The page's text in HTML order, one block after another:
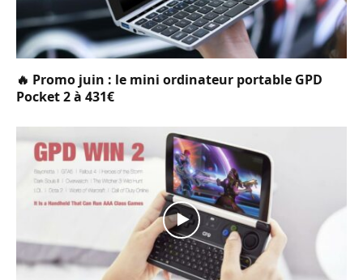
🔥 Promo juin : le mini ordinateur portable GPD
Pocket 2 à 431€